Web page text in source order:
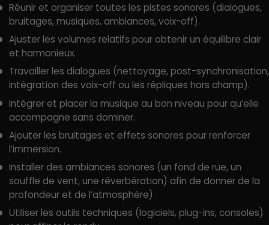
Réunir et organiser toutes les pistes sonores (dialogues,
bruitages, musiques, ambiances, voix-off).
Ajuster les volumes relatifs pour obtenir un équilibre clair
et harmonieux.
Travailler les dialogues (nettoyage, post-synchronisation,
intégration des voix-off ou les répliques hors champ).
Intégrer et placer la musique au bon niveau pour qu’elle
accompagne sans dominer.
Ajouter les bruitages et effets sonores pour renforcer
l’immersion.
Installer des ambiances sonores (un fond de rue, un
souffle de vent, une réverbération) afin de donner de la
profondeur et de l’atmosphère).
Utiliser les outils techniques (logiciels, plug-ins, consoles)